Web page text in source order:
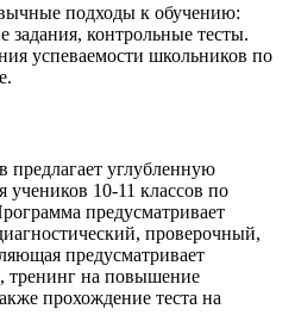
подходы к обучению:
задания, контрольные тесты.
успеваемости школьников по
углубленную
учеников 10-11 классов по
предусматривает
проверочный,
предусматривает
тренинг на повышение
прохождение теста на